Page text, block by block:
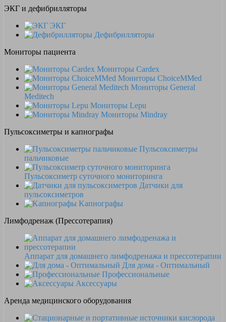
ЭКГ и дефибрилляторы
ЭКГ
Дефибрилляторы
Мониторы пациента
Мониторы Cardex
Мониторы ChoiceMMed
Мониторы General
Meditech
Мониторы Lepu
Мониторы Mindray
Пульсоксиметры и капнографы
Пульсоксиметры
пальчиковые
Пульсоксиметр суточного мониторинга
Датчики для
пульсоксиметров
Kапнографы
Лимфодренаж (Прессотерапия)
Аппарат для домашнего лимфодренажа и прессотерапии
Для дома - Оптимальный
Профессиональные
Аксессуары
Аренда медицинского оборудования